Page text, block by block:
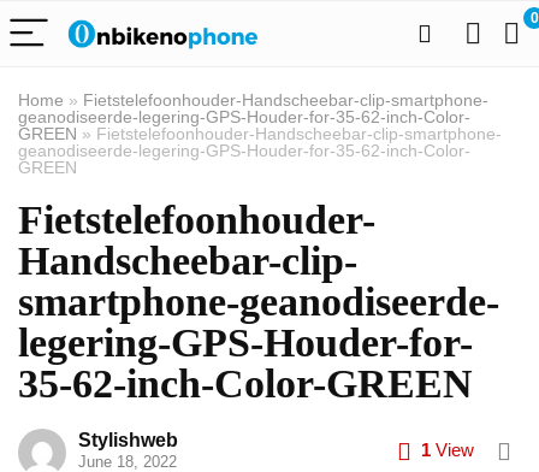
0
Home » Fietstelefoonhouder-Handscheebar-clip-smartphone-
geanodiseerde-legering-GPS-Houder-for-35-62-inch-Color-
GREEN » Fietstelefoonhouder-Handscheebar-clip-smartphone-
geanodiseerde-legering-GPS-Houder-for-35-62-inch-Color-
GREEN
Fietstelefoonhouder-
Handscheebar-clip-
smartphone-geanodiseerde-
legering-GPS-Houder-for-
35-62-inch-Color-GREEN
Stylishweb
June 18, 2022
1 View